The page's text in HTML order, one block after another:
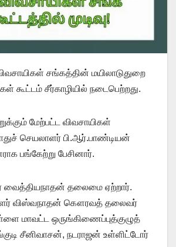
சங்கத்தின் மயிலாடுதுறை
கூட்டம் சீர்காழியில் நடைபெற்றது.
மேற்பட்ட விவசாயிகள்
செயலாளர் பி.ஆர்.பாண்டியன்
பங்கேற்று பேசினார்.
வைத்தியநாதன் தலைமை ஏற்றார்.
விஸ்வநாதன் கௌரவத் தலைவர்
மாவட்ட ஒருங்கிணைப்புத்குழுத்
சீனிவாசன், நடராஜன் உள்ளிட்டோர்